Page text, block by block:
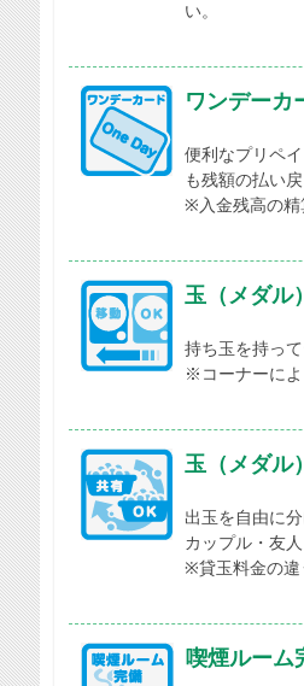
い。
ワンデーカ
便利なプリペ
も残額の払い
※入金残高の精
玉（メダル
持ち玉を持っ
※コーナーによ
玉（メダル
出玉を自由に
カップル・友
※貸玉料金の違
喫煙ルーム